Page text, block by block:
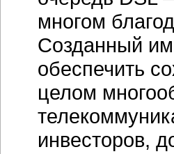
многом
Созданный
обеспечить
целом
инвесторов,